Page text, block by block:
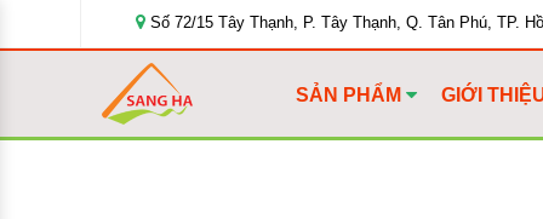
Số 72/15 Tây Thạnh, P. Tây Thạnh, Q. Tân Phú, TP.
SẢN PHẨM GIỚI